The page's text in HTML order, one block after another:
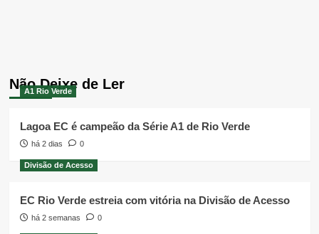
Não Deixe de Ler
A1 Rio Verde
Lagoa EC é campeão da Série A1 de Rio Verde
há 2 dias 0
Divisão de Acesso
EC Rio Verde estreia com vitória na Divisão de Acesso
há 2 semanas 0